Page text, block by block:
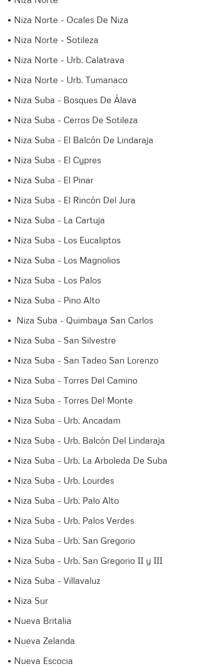
• Niza Norte - Ocales De Niza
• Niza Norte - Sotileza
• Niza Norte - Urb. Calatrava
• Niza Norte - Urb. Tumanaco
• Niza Suba - Bosques De Álava
• Niza Suba - Cerros De Sotileza
• Niza Suba - El Balcón De Lindaraja
• Niza Suba - El Cypres
• Niza Suba - El Pinar
• Niza Suba - El Rincón Del Jura
• Niza Suba - La Cartuja
• Niza Suba - Los Eucaliptos
• Niza Suba - Los Magnolios
• Niza Suba - Los Palos
• Niza Suba - Pino Alto
• Niza Suba - Quimbaya San Carlos
• Niza Suba - San Silvestre
• Niza Suba - San Tadeo San Lorenzo
• Niza Suba - Torres Del Camino
• Niza Suba - Torres Del Monte
• Niza Suba - Urb. Ancadam
• Niza Suba - Urb. Balcón Del Lindaraja
• Niza Suba - Urb. La Arboleda De Suba
• Niza Suba - Urb. Lourdes
• Niza Suba - Urb. Palo Alto
• Niza Suba - Urb. Palos Verdes
• Niza Suba - Urb. San Gregorio
• Niza Suba - Urb. San Gregorio II y III
• Niza Suba - Villavaluz
• Niza Sur
• Nueva Britalia
• Nueva Zelanda
• Nueva Escocia